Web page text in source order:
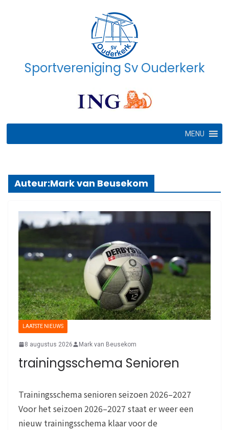
Sportvereniging Sv Ouderkerk
MENU
Auteur:Mark van Beusekom
LAATSTE NIEUWS
8 augustus 2026 Mark van Beusekom
trainingsschema Senioren
Trainingsschema senioren seizoen 2026–2027
Voor het seizoen 2026–2027 staat er weer een
nieuw trainingsschema klaar voor de